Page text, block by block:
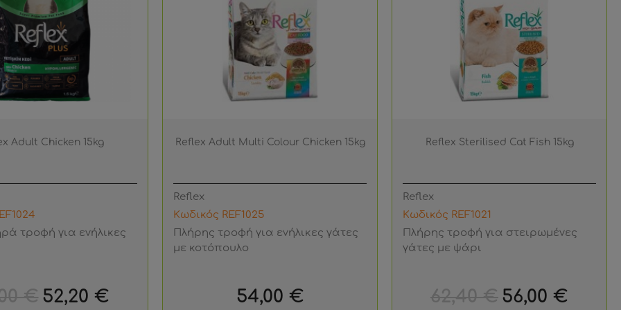
Adult Chicken 15kg
τροφή για ενήλικες
€ Τιμή
52,20 €
Reflex Adult Multi Colour Chicken 15kg
Reflex
Κωδικός REF1025
Πλήρης τροφή για ενήλικες γάτες
με κοτόπουλο
Τιμή
54,00 €
Reflex Sterilised Cat Fish 15kg
Reflex
Κωδικός REF1021
Πλήρης τροφή για στειρωμένες
γάτες με ψάρι
Κανονική
τιμή
62,40 € Τιμή
56,00 €